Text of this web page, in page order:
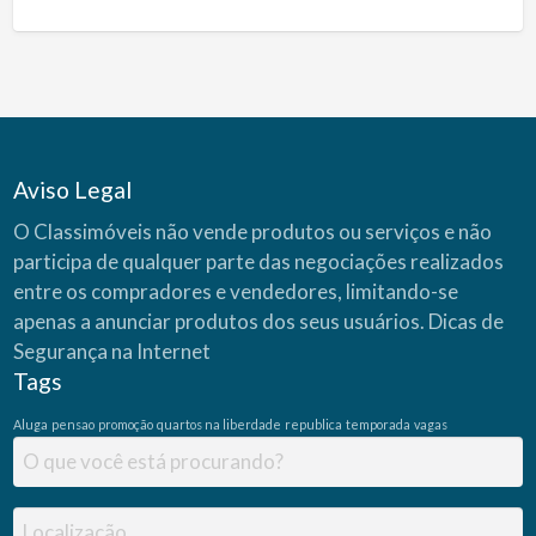
Aviso Legal
O Classimóveis não vende produtos ou serviços e não
participa de qualquer parte das negociações realizados
entre os compradores e vendedores, limitando-se
apenas a anunciar produtos dos seus usuários. Dicas de
Segurança na Internet
Tags
Aluga pensao promoção quartos na liberdade republica temporada vagas